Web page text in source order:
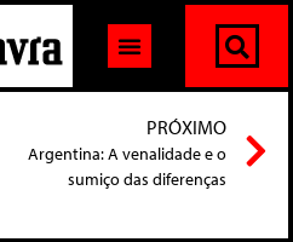
PRÓXIMO
Argentina: A venalidade e o
sumiço das diferenças